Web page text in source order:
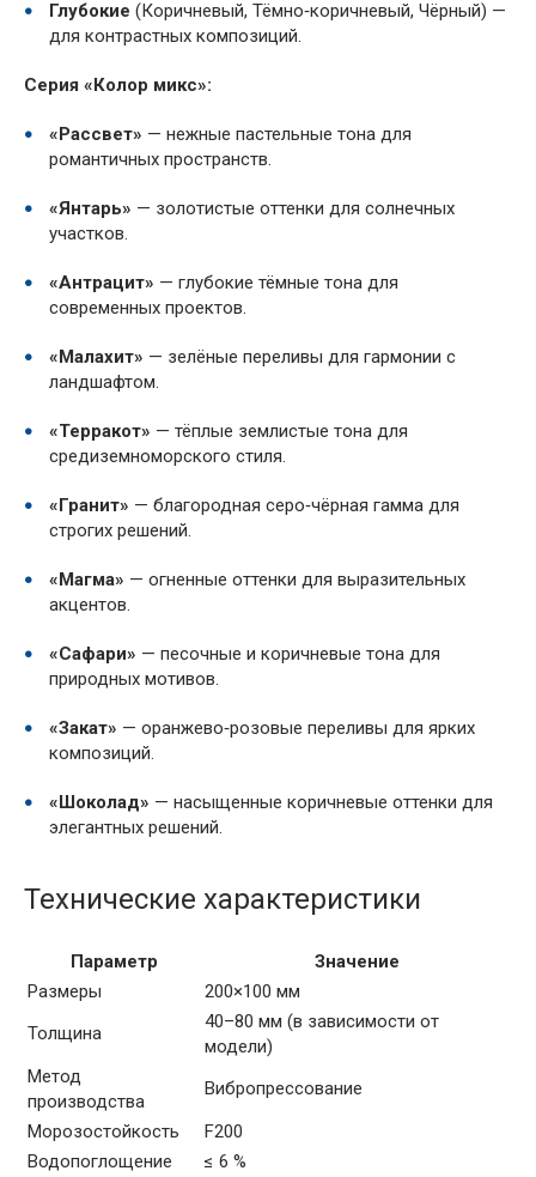
Глубокие (Коричневый, Тёмно‑коричневый, Чёрный) —
для контрастных композиций.
Серия «Колор микс»:
«Рассвет» — нежные пастельные тона для
романтичных пространств.
«Янтарь» — золотистые оттенки для солнечных
участков.
«Антрацит» — глубокие тёмные тона для
современных проектов.
«Малахит» — зелёные переливы для гармонии с
ландшафтом.
«Терракот» — тёплые землистые тона для
средиземноморского стиля.
«Гранит» — благородная серо‑чёрная гамма для
строгих решений.
«Магма» — огненные оттенки для выразительных
акцентов.
«Сафари» — песочные и коричневые тона для
природных мотивов.
«Закат» — оранжево‑розовые переливы для ярких
композиций.
«Шоколад» — насыщенные коричневые оттенки для
элегантных решений.
Технические характеристики
Параметр
Значение
Размеры
200×100 мм
Толщина
40–80 мм (в зависимости от
модели)
Метод
производства
Вибропрессование
Морозостойкость
F200
Водопоглощение
≤ 6 %